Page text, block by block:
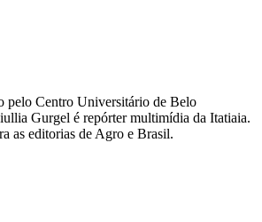
pelo Centro Universitário de Belo
Gurgel é repórter multimídia da Itatiaia.
as editorias de Agro e Brasil.